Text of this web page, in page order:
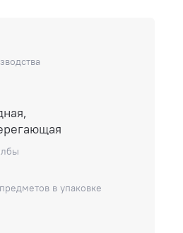
там, где требуется
шар имеет
лм, что гарантирует
выбор для
свет с высоким
в упаковке